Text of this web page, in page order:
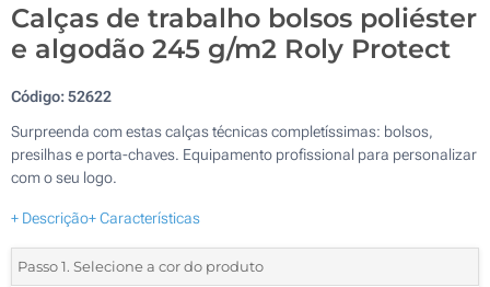
Calças de trabalho bolsos poliéster
e algodão 245 g/m2 Roly Protect
Código:52622
Surpreenda com estas calças técnicas completíssimas: bolsos,
presilhas e porta-chaves. Equipamento profissional para personalizar
com o seu logo.
+ Descrição+ Características
Passo 1. Selecione a cor do produto